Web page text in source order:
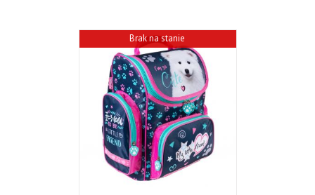
Brak na stanie